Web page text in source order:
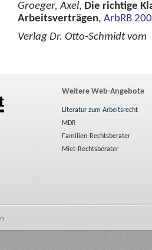
Groeger, Axel, Die richtige
Arbeitsverträgen, ArbRB
Verlag Dr. Otto-Schmidt vom
Weitere Web-Angebote
Literatur zum Arbeitsrecht
MDR
Familien-Rechtsberater
Miet-Rechtsberater